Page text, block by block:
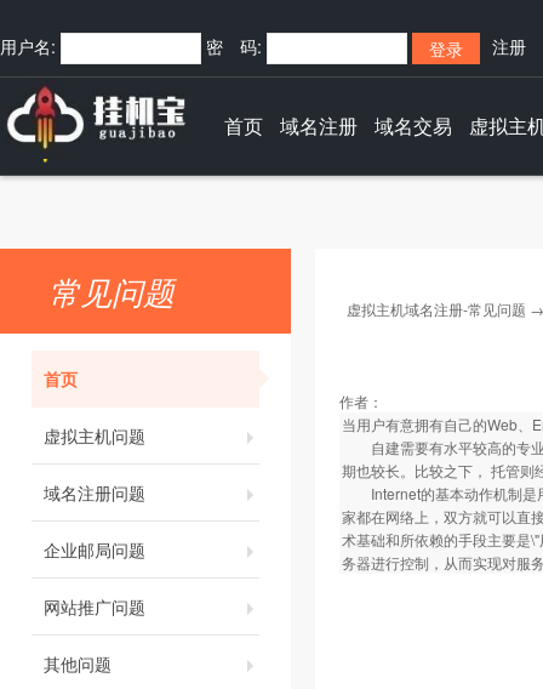
用户名: 密 码: 注册
快捷登录:
首页 域名注册 域名交易 虚拟主
常见问题
首页
虚拟主机问题
域名注册问题
企业邮局问题
网站推广问题
其他问题
虚拟主机域名注册-常见问题
作者：
当用户有意拥有自己的Web、
自建需要有水平较高的专业
期也较长。比较之下， 托管则
Internet的基本动作机制是
家都在网络上，双方就可以直
术基础和所依赖的手段主要是
务器进行控制，从而实现对服